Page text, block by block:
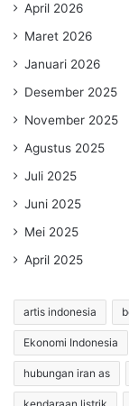
April 2026
Maret 2026
Januari 2026
Desember 2025
November 2025
Agustus 2025
Juli 2025
Juni 2025
Mei 2025
April 2025
artis indonesia
Ekonomi Indonesia
hubungan iran as